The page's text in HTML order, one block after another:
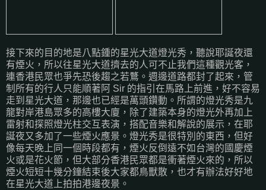
接下來的目的地是八點鍾的星光大道燈光秀，聽說耶誕夜還
有煙火，所以往星光大道擠去的人可不止我們這種觀光客，
連香港民眾也爭先恐後趨之若鶩。週邊道路都封了起來，管
制所有的行人只能順著阿 Sir 的指引在馬路上前進，好不容易
走到星光大道，那邊也已經是萬頭鑽動。所謂的燈光秀是九
龍對岸港島眾多的高樓大廈，除了建築本身的燈光外再加上
雷射和探照燈光柱交互表演，搭配音樂和解說的展示，在耶
誕夜又多加了一些煙火應景。燈光秀是很特別的東西，但好
像每天晚上同一個時段都有，煙火反倒遠不如台灣的國慶煙
火或是花火節，但大部分香港民眾都是衝著煙火來的，所以
煙火短短十幾分鐘結束後大家都鳥獸散，也才有辦法好好地
在星光大道上拍拍港邊夜景。